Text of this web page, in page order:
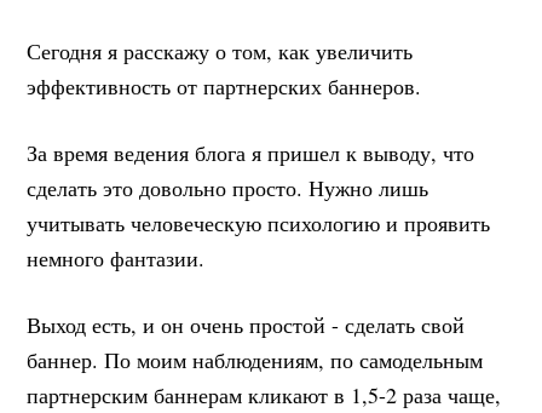
Сегодня я расскажу о том, как увеличить
эффективность от партнерских баннеров.
За время ведения блога я пришел к выводу, что
сделать это довольно просто. Нужно лишь
учитывать человеческую психологию и проявить
немного фантазии.
Выход есть, и он очень простой - сделать свой
баннер. По моим наблюдениям, по самодельным
партнерским баннерам кликают в 1,5-2 раза чаще,